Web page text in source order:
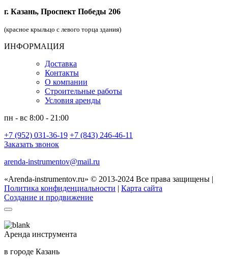
г. Казань, Проспект Победы 206
(красное крыльцо с левого торца здания)
ИНФОРМАЦИЯ
Доставка
Контакты
О компании
Строительные работы
Условия аренды
пн - вс 8:00 - 21:00
+7 (952) 031-36-19 +7 (843) 246-46-11
Заказать звонок
arenda-instrumentov@mail.ru
«Arenda-instrumentov.ru» © 2013-2024 Все права защищены |
Политика конфиденциальности | Карта сайта
Создание и продвижение
Аренда инструмента
в городе Казань